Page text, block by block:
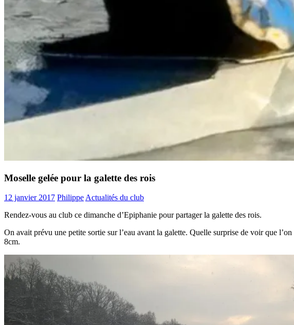
Moselle gelée pour la galette des rois
12 janvier 2017 PhilippeActualités du club
Rendez-vous au club ce dimanche d’Epiphanie pour partager la galette des rois.
On avait prévu une petite sortie sur l’eau avant la galette. Quelle surprise de voir que
8cm.